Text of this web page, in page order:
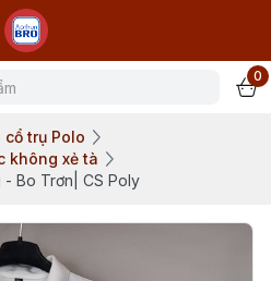
0
cổ trụ Polo
không xẻ tà
Bo Trơn| CS Poly